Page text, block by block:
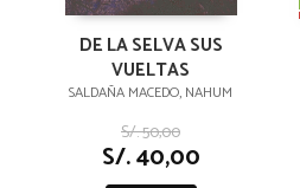
DE LA SELVA SUS
VUELTAS
SALDAÑA MACEDO, NAHUM
S/. 50,00
S/. 40,00